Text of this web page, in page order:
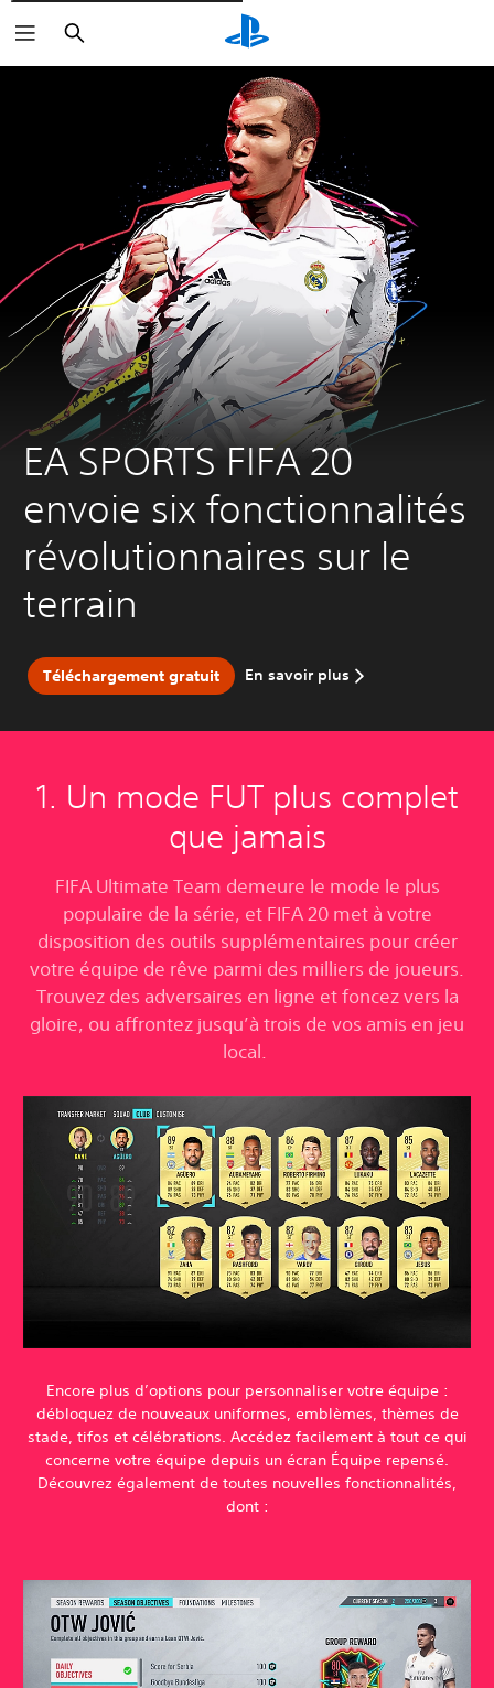
Rechercher
EA SPORTS FIFA 20
envoie six fonctionnalités
révolutionnaires sur le
terrain
Téléchargement gratuit En savoir plus
1. Un mode FUT plus complet
que jamais
FIFA Ultimate Team demeure le mode le plus
populaire de la série, et FIFA 20 met à votre
disposition des outils supplémentaires pour créer
votre équipe de rêve parmi des milliers de joueurs.
Trouvez des adversaires en ligne et foncez vers la
gloire, ou affrontez jusqu’à trois de vos amis en jeu
local.
Encore plus d’options pour personnaliser votre équipe :
débloquez de nouveaux uniformes, emblèmes, thèmes de
stade, tifos et célébrations. Accédez facilement à tout ce qui
concerne votre équipe depuis un écran Équipe repensé.
Découvrez également de toutes nouvelles fonctionnalités,
dont :